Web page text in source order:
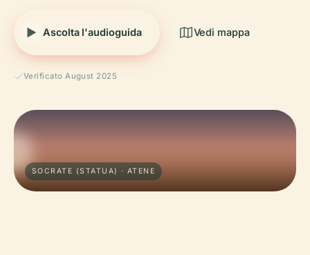
Ascolta l'audioguida Vedi mappa
Verificato August 2025
SOCRATE (STATUA) · ATENE